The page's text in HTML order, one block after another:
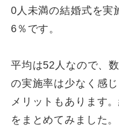
0人未満の結婚式を実
6％です。
平均は52人なので、
の実施率は少なく感
メリットもあります
をまとめてみました。